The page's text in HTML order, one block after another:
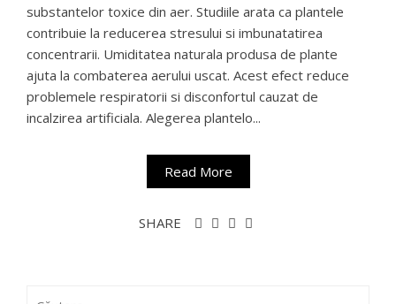
substantelor toxice din aer. Studiile arata ca plantele
contribuie la reducerea stresului si imbunatatirea
concentrarii. Umiditatea naturala produsa de plante
ajuta la combaterea aerului uscat. Acest efect reduce
problemele respiratorii si disconfortul cauzat de
incalzirea artificiala. Alegerea plantelo...
Read More
SHARE